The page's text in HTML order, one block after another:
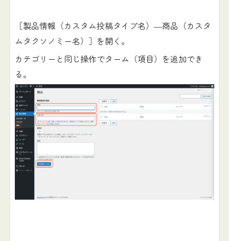
［製品情報（カスタム投稿タイプ名）―商品（カスタ
ムタクソノミー名）］を開く。
カテゴリーと同じ操作でターム（項目）を追加でき
る。